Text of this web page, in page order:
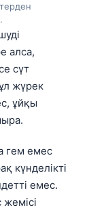
алса,
сүт
жүрек
ұйқы
гем емес
күнделікті
емес.